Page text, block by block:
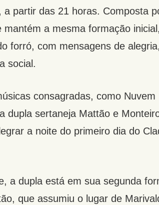
a partir das 21 horas. Composta
mantém a mesma formação
forró, com mensagens de
social.
consagradas, como
dupla sertaneja Mattão e
a noite do primeiro dia do
a dupla está em sua segunda
que assumiu o lugar de